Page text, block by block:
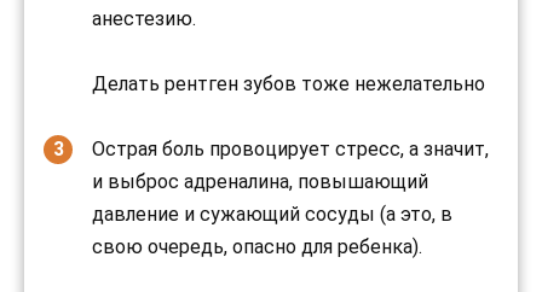
анестезию.
Делать рентген зубов тоже нежелательно
Острая боль провоцирует стресс, а значит,
и выброс адреналина, повышающий
давление и сужающий сосуды (а это, в
свою очередь, опасно для ребенка).